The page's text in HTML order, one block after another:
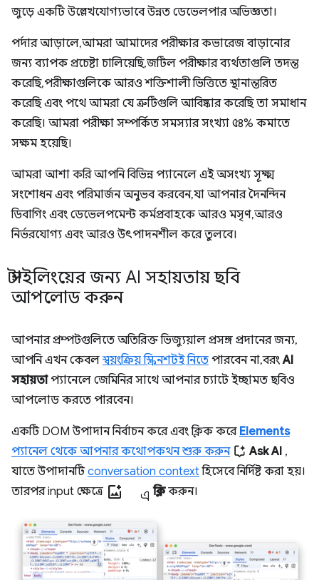
জুড়ে একটি উল্লেখযোগ্যভাবে উন্নত ডেভেলপার অভিজ্ঞতা।
পর্দার আড়ালে, আমরা আমাদের পরীক্ষার কভারেজ বাড়ানোর
জন্য ব্যাপক প্রচেষ্টা চালিয়েছি, জটিল পরীক্ষার ব্যর্থতাগুলি তদন্ত
করেছি, পরীক্ষাগুলিকে আরও শক্তিশালী ভিত্তিতে স্থানান্তরিত
করেছি এবং পথে আমরা যে ত্রুটিগুলি আবিষ্কার করেছি তা সমাধান
করেছি। আমরা পরীক্ষা সম্পর্কিত সমস্যার সংখ্যা ৫৪% কমাতে
সক্ষম হয়েছি।
আমরা আশা করি আপনি বিভিন্ন প্যানেলে এই অসংখ্য সূক্ষ্ম
সংশোধন এবং পরিমার্জন অনুভব করবেন, যা আপনার দৈনন্দিন
ডিবাগিং এবং ডেভেলপমেন্ট কর্মপ্রবাহকে আরও মসৃণ, আরও
নির্ভরযোগ্য এবং আরও উৎপাদনশীল করে তুলবে।
স্টাইলিংয়ের জন্য AI সহায়তায় ছবি
আপলোড করুন
আপনার প্রম্পটগুলিতে অতিরিক্ত ভিজ্যুয়াল প্রসঙ্গ প্রদানের জন্য,
আপনি এখন কেবলস্বয়ংক্রিয় স্ক্রিনশটই নিতে পারবেন না, বরংAI
সহায়তাপ্যানেলে জেমিনির সাথে আপনার চ্যাটে ইচ্ছামত ছবিও
আপলোড করতে পারবেন।
একটি DOM উপাদান নির্বাচন করে এবং ক্লিক করে Elements
প্যানেল থেকে আপনার কথোপকথন শুরু করুন
Ask AI ,
যাতে উপাদানটিconversation contextহিসেবে নির্দিষ্ট করা হয়।
তারপর input ক্ষেত্রে add_photo_alternate এ ক্লিককরুন।